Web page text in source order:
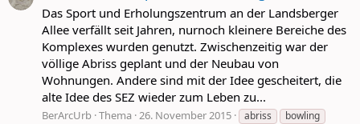
Das Sport und Erholungszentrum an der Landsberger
Allee verfällt seit Jahren, nurnoch kleinere Bereiche des
Komplexes wurden genutzt. Zwischenzeitig war der
völlige Abriss geplant und der Neubau von
Wohnungen. Andere sind mit der Idee gescheitert, die
alte Idee des SEZ wieder zum Leben zu...
BerArcUrb Thema 26. November 2015 abriss
bowling